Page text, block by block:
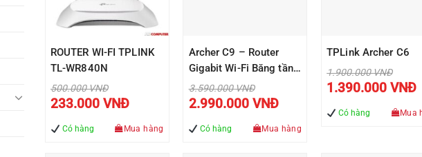
ROUTER WI-FI TPLINK
TL-WR840N
500.000VNĐ
Giá
gốc
là:
233.000 VNĐGiá
hiện
là:
233.000 VNĐ.
Có hàng Mua hàng
Archer C9 – Router
Gigabit Wi-Fi Băng tần
kép AC1900
3.590.000VNĐ
Giá
gốc
là:
2.990.000 VNĐ
Giá
hiện
là:
2.990.000 VNĐ.
Có hàng Mua hàng
TPLink Archer C6
1.900.000VNĐ
Giá
gốc
là:
1.390.000VNĐ
Giá
hiện
là:
Có hàng Mua